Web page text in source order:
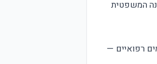
המשפטית
רפואיים —